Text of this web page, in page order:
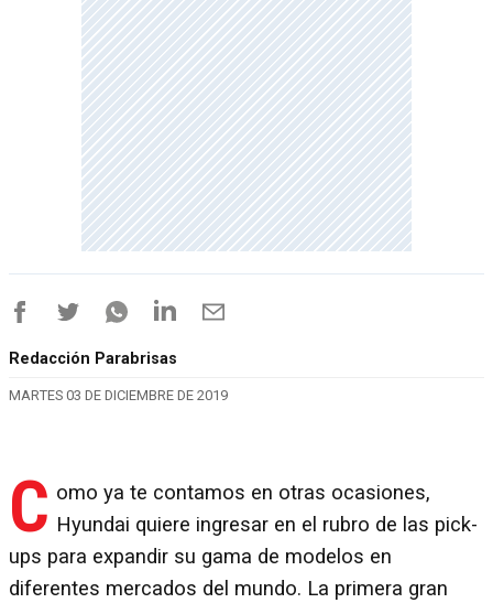
Redacción Parabrisas
MARTES 03 DE DICIEMBRE DE 2019
C omo ya te contamos en otras ocasiones,
Hyundai quiere ingresar en el rubro de las pick-
ups para expandir su gama de modelos en
diferentes mercados del mundo. La primera gran